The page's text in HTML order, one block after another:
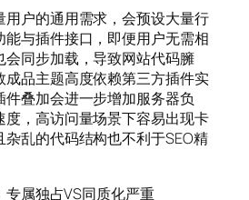
用户的通用需求，会预设大量行
能与插件接口，即便用户无需相
会同步加载，导致网站代码臃
成品主题高度依赖第三方插件实
叠加会进一步增加服务器负
度，高访问量场景下容易出现卡
乱的代码结构也不利于SEO精
专属独占VS同质化严重